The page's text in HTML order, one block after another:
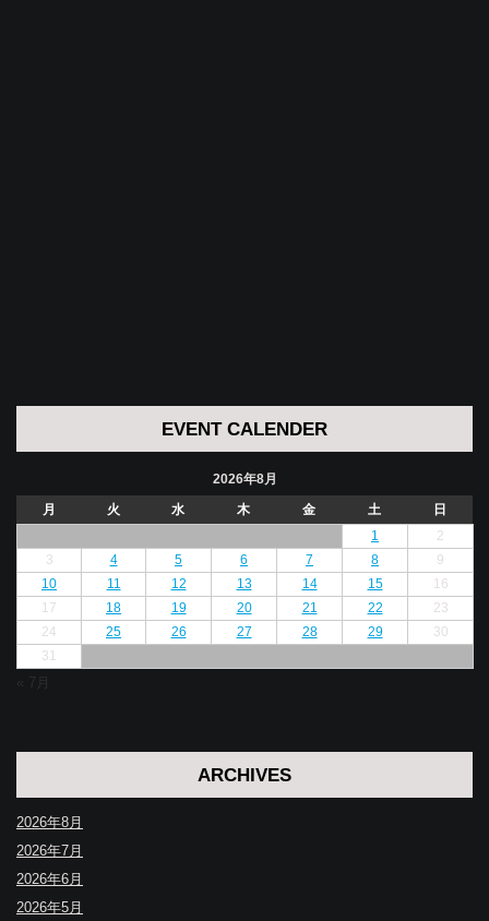
EVENT CALENDER
2026年8月
月
火 水 木 金 土
日
1
2
3
4 5 6 7 8
9
10
11 12 13 14 15
16
17
18 19 20 21 22
23
24
25 26 27 28 29
30
31
« 7月
ARCHIVES
2026年8月
2026年7月
2026年6月
2026年5月